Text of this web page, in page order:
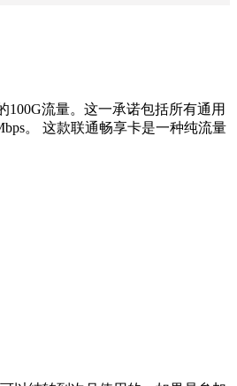
流量。这一承诺包括所有通用
。 这款联通畅享卡是一种纯流量